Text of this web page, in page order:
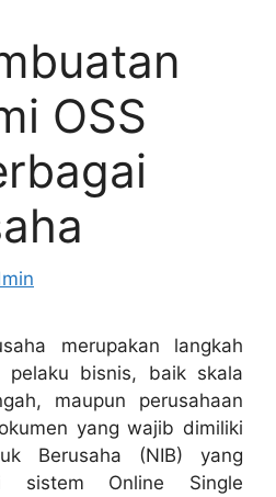
OSS
merupakan langkah
bisnis, baik skala
maupun perusahaan
yang wajib dimiliki
Berusaha (NIB) yang
sistem Online Single